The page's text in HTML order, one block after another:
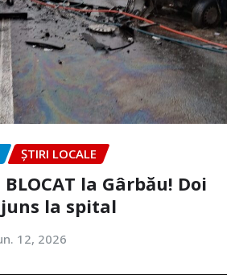
ȘTIRI LOCALE
la Gârbău! Doi
la spital
12, 2026